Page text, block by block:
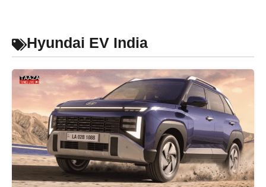
contentHyundai EV India